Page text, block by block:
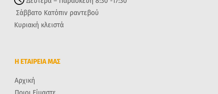
Σάββατο Κατόπιν ραντεβού
Κυριακή κλειστά
Η ΕΤΑΙΡΕΙΑ ΜΑΣ
Αρχική